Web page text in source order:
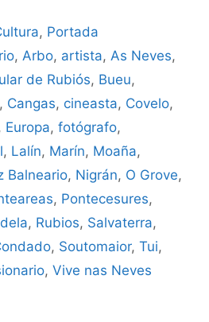
, Portada
, Arbo, artista, As Neves,
de Rubiós, Bueu,
, Cangas, cineasta, Covelo,
, Europa, fotógrafo,
, Lalín, Marín, Moaña,
Balneario, Nigrán, O Grove,
, Pontecesures,
, Rubios, Salvaterra,
, Soutomaior, Tui,
, Vive nas Neves